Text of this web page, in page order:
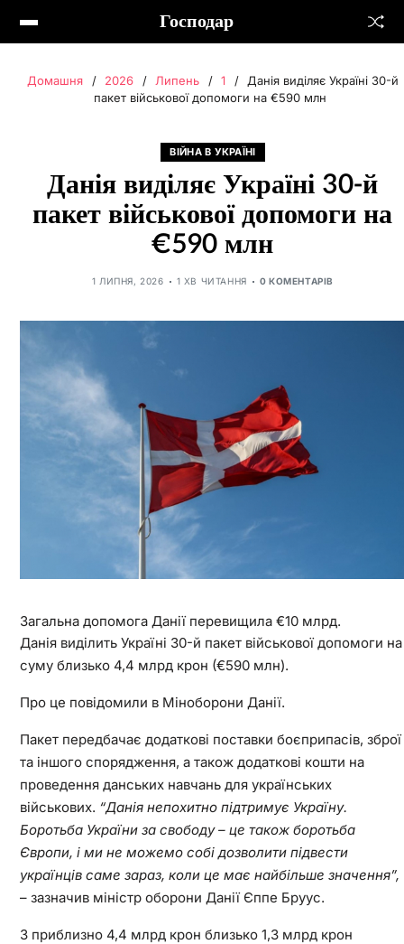
Господар
Домашня 2026 Липень 1
Данія виділяє Україні 30-й
пакет військової допомоги на €590 млн
ВІЙНА В УКРАЇНІ
Данія виділяє Україні 30-й
пакет військової допомоги на
€590 млн
1 ЛИПНЯ, 2026 1 ХВ ЧИТАННЯ 0 КОМЕНТАРІВ
Загальна допомога Данії перевищила €10 млрд.
Данія виділить Україні 30-й пакет військової допомоги на
суму близько 4,4 млрд крон (€590 млн).
Про це повідомили в Міноборони Данії.
Пакет передбачає додаткові поставки боєприпасів, зброї
та іншого спорядження, а також додаткові кошти на
проведення данських навчань для українських
військових. “Данія непохитно підтримує Україну.
Боротьба України за свободу – це також боротьба
Європи, і ми не можемо собі дозволити підвести
українців саме зараз, коли це має найбільше значення”,
– зазначив міністр оборони Данії Єппе Бруус.
З приблизно 4,4 млрд крон близько 1,3 млрд крон